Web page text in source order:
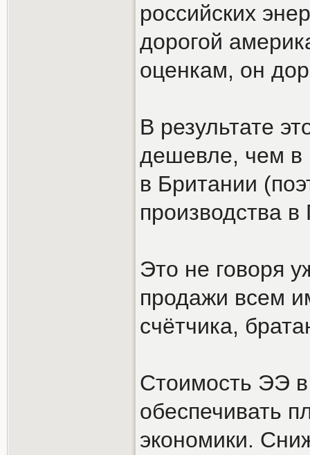
российских
дорогой
оценкам, он
В результате
дешевле, чем в
в Британии
производства
Это не говоря
продажи всем
счётчика,
Стоимость ЭЭ
обеспечивать
экономики.